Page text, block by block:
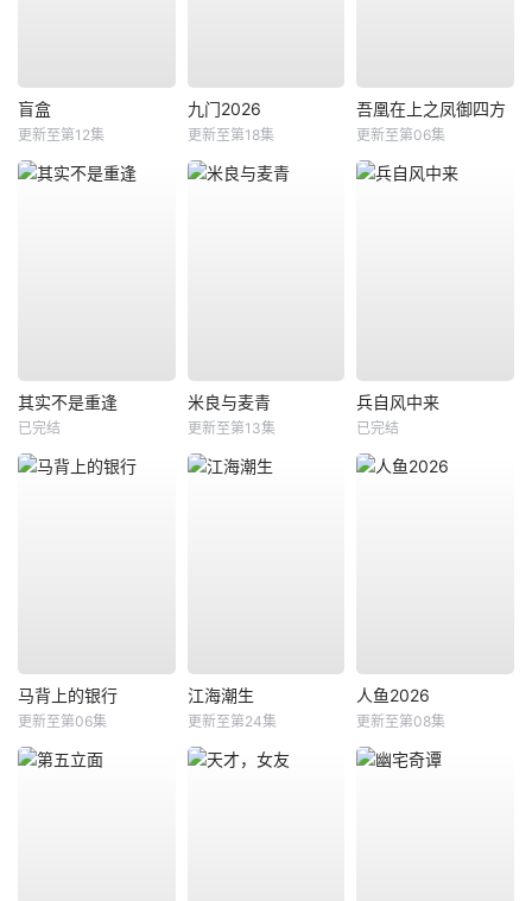
盲盒
更新至第12集
九门2026
更新至第18集
吾凰在上之凤御四方
更新至第06集
其实不是重逢
已完结
米良与麦青
更新至第13集
兵自风中来
已完结
马背上的银行
更新至第06集
江海潮生
更新至第24集
人鱼2026
更新至第08集